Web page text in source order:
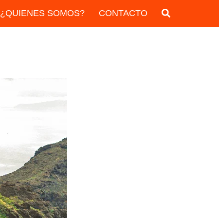
¿QUIENES SOMOS? CONTACTO